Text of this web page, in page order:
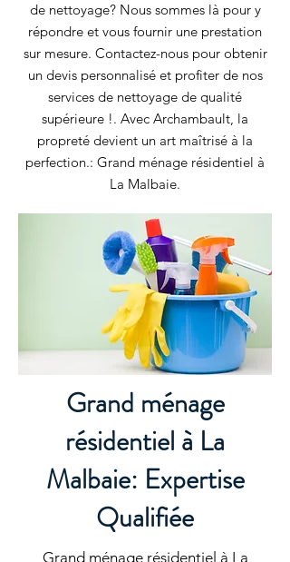
de nettoyage? Nous sommes là pour y
répondre et vous fournir une prestation
sur mesure. Contactez-nous pour obtenir
un devis personnalisé et profiter de nos
services de nettoyage de qualité
supérieure !. Avec Archambault, la
propreté devient un art maîtrisé à la
perfection.: Grand ménage résidentiel à
La Malbaie.
Grand ménage
résidentiel à La
Malbaie: Expertise
Qualifiée
Grand ménage résidentiel à La